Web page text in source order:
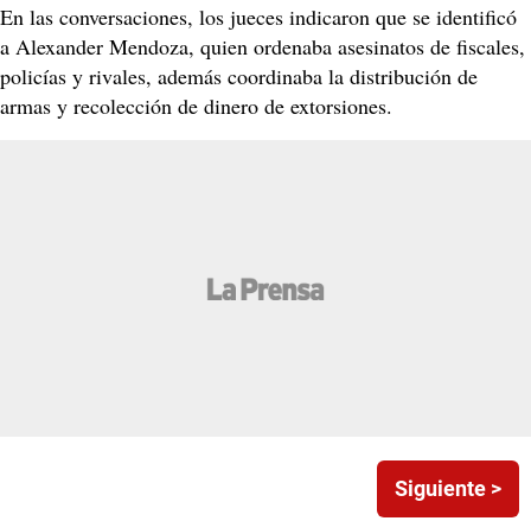
En las conversaciones, los jueces indicaron que se identificó
a Alexander Mendoza, quien ordenaba asesinatos de fiscales,
policías y rivales, además coordinaba la distribución de
armas y recolección de dinero de extorsiones.
Siguiente >